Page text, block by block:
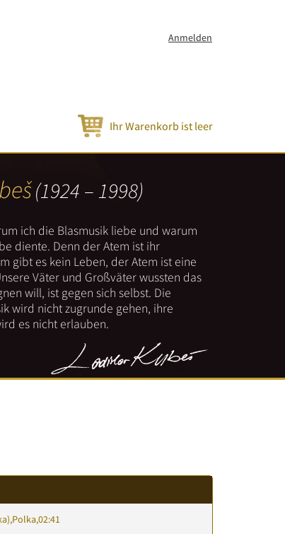
Anmelden
Ihr Warenkorb ist leer
(1924 – 1998)
ich die Blasmusik liebe und warum
diente. Denn der Atem ist ihr
gibt es kein Leben, der Atem ist eine
Väter und Großväter wussten das
will, ist gegen sich selbst. Die
wird nicht zugrunde gehen, ihre
es nicht erlauben.
,Polka,02:41